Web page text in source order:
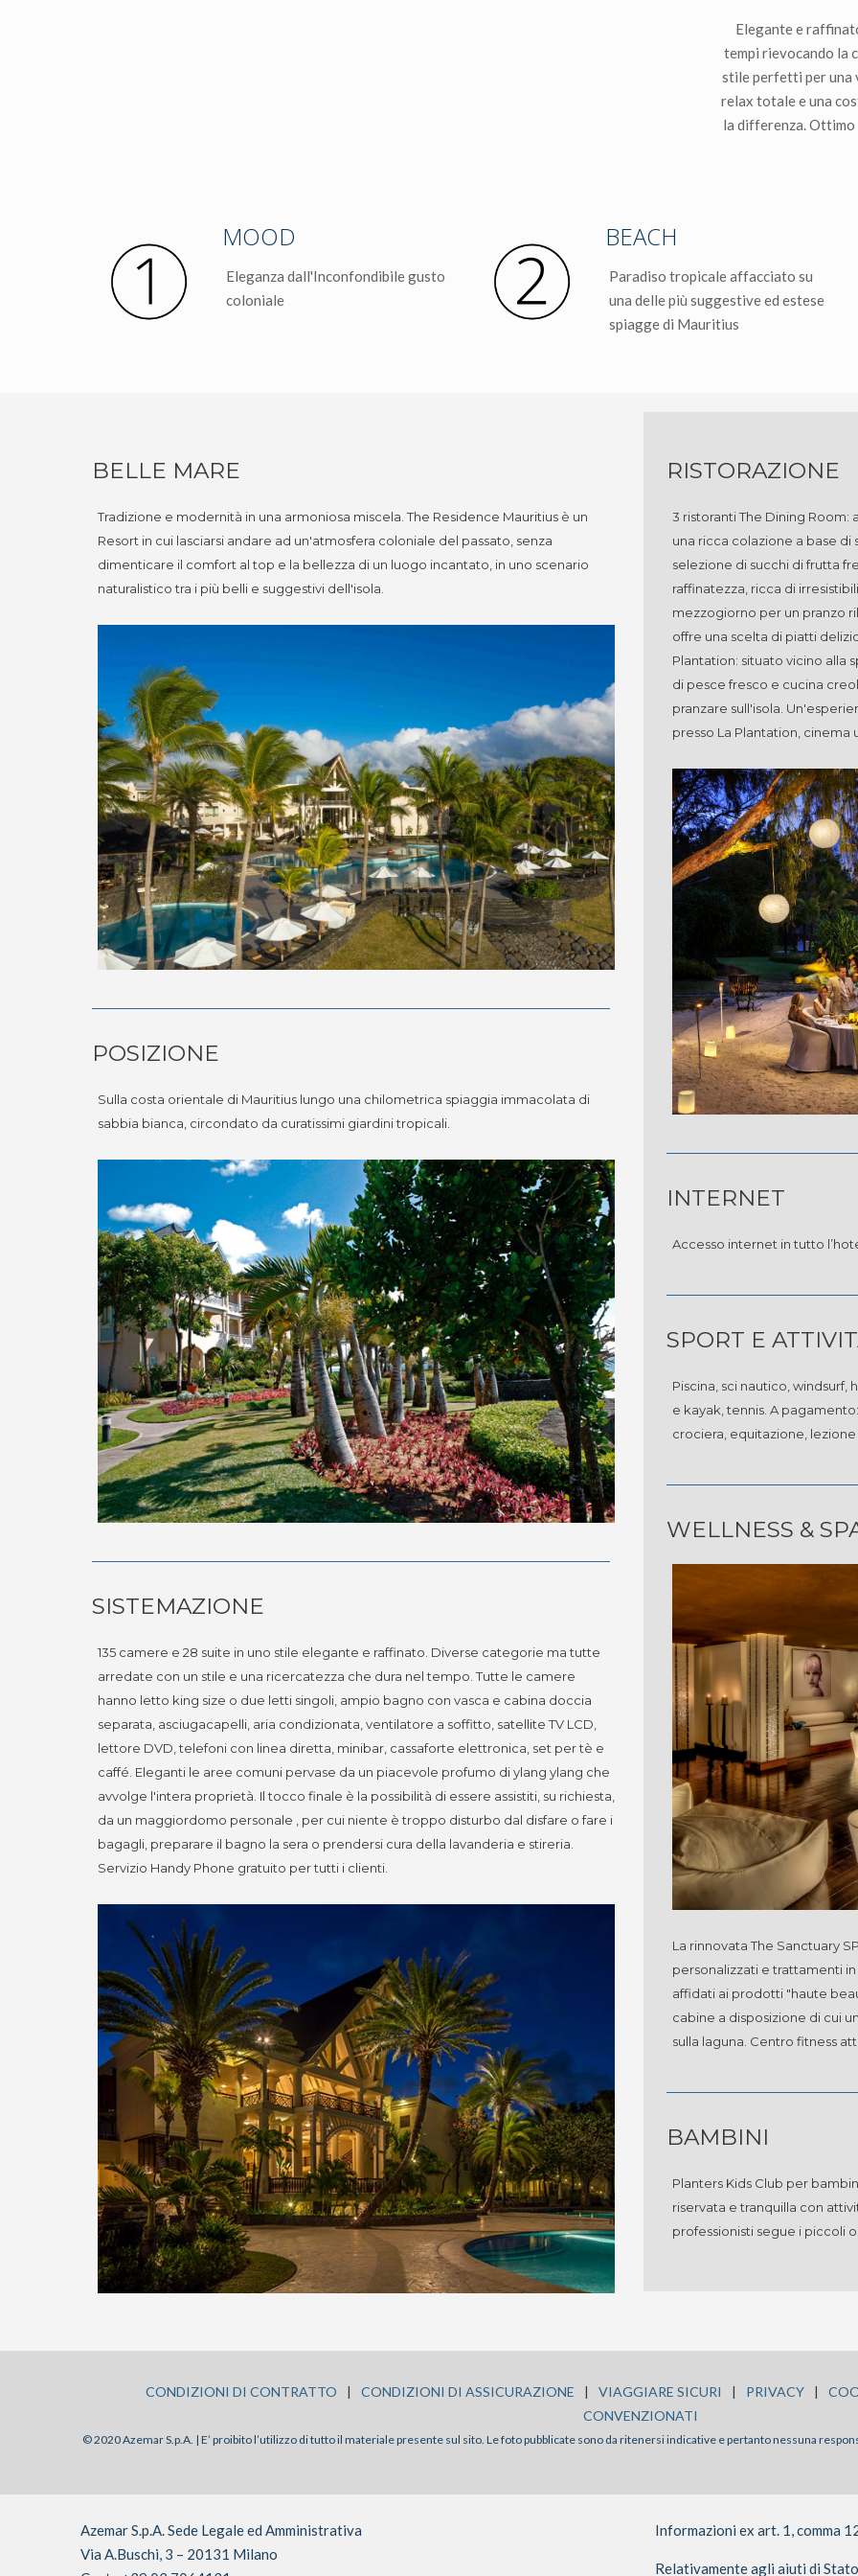
Elegante e
tempi rievocando la
stile perfetti per una
relax totale e una
la differenza.
MOOD
Eleganza dall'Inconfondibile gusto
coloniale
BEACH
Paradiso tropicale affacciato su
una delle più suggestive ed estese
spiagge di Mauritius
BELLE MARE
Tradizione e modernità in una armoniosa miscela. The Residence Mauritius è un
Resort in cui lasciarsi andare ad un'atmosfera coloniale del passato, senza
dimenticare il comfort al top e la bellezza di un luogo incantato, in uno scenario
naturalistico tra i più belli e suggestivi dell'isola.
POSIZIONE
Sulla costa orientale di Mauritius lungo una chilometrica spiaggia immacolata di
sabbia bianca, circondato da curatissimi giardini tropicali.
SISTEMAZIONE
135 camere e 28 suite in uno stile elegante e raffinato. Diverse categorie ma tutte
arredate con un stile e una ricercatezza che dura nel tempo. Tutte le camere
hanno letto king size o due letti singoli, ampio bagno con vasca e cabina doccia
separata, asciugacapelli, aria condizionata, ventilatore a soffitto, satellite TV LCD,
lettore DVD, telefoni con linea diretta, minibar, cassaforte elettronica, set per tè e
caffé. Eleganti le aree comuni pervase da un piacevole profumo di ylang ylang che
avvolge l'intera proprietà. Il tocco finale è la possibilità di essere assistiti, su richiesta,
da un maggiordomo personale , per cui niente è troppo disturbo dal disfare o fare i
bagagli, preparare il bagno la sera o prendersi cura della lavanderia e stireria.
Servizio Handy Phone gratuito per tutti i clienti.
RISTORAZIONE
3 ristoranti The Dining Room:
una ricca colazione a base
selezione di succhi di frutta
raffinatezza, ricca di
mezzogiorno per un pranzo
offre una scelta di piatti
Plantation: situato vicino alla
di pesce fresco e cucina
pranzare sull'isola.
presso La Plantation, cinema
INTERNET
Accesso internet in tutto
SPORT E
Piscina, sci nautico,
e kayak, tennis. A
crociera, equitazione, lezione
WELLNESS &
La rinnovata The Sanctuary
personalizzati e trattamenti
affidati ai prodotti "haute
cabine a disposizione di cui
sulla laguna. Centro fitness
BAMBINI
Planters Kids Club per
riservata e tranquilla con
professionisti segue i piccoli
CONDIZIONI DI CONTRATTO | CONDIZIONI DI ASSICURAZIONE | VIAGGIARE SICURI | PRIVACY |
CONVENZIONATI
© 2020 Azemar S.p.A. | E’ proibito l’utilizzo di tutto il materiale presente sul sito. Le foto pubblicate sono da ritenersi indicative e pertanto nessuna
Azemar S.p.A. Sede Legale ed Amministrativa
Via A.Buschi, 3 – 20131 Milano
Informazioni ex art. 1, comma
Relativamente agli aiuti di